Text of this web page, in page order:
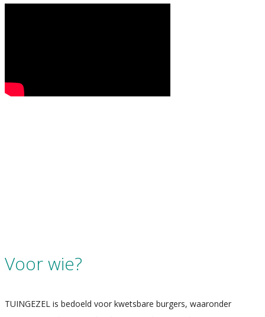
Voor wie?
TUINGEZEL is bedoeld voor kwetsbare burgers, waaronder